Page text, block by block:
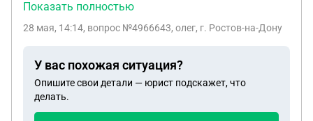
времени нарушения написано придет заказным
обжаловать. Без фото, месте и времени не могу
тогда писать во все инстанции. Или уже писать
чтобы не пропустить сроки давностиссылаясь на
отсутствие доказательств, а потом по ходу, если
Показать полностью
28 мая, 14:14, вопрос №4966643, олег, г. Ростов-на-Дону
У вас похожая ситуация?
Опишите свои детали — юрист подскажет, что
делать.